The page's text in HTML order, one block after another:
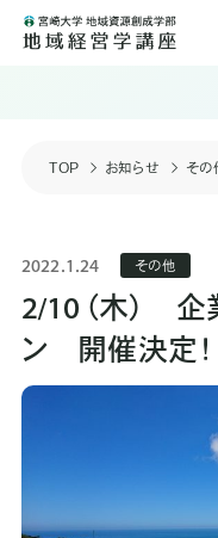
TOP お知らせ その
2022.1.24 その他
2/10（木） 企
ン 開催決定！